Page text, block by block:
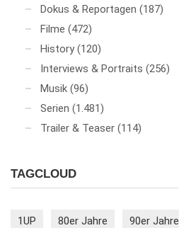
Dokus & Reportagen (187)
Filme (472)
History (120)
Interviews & Portraits (256)
Musik (96)
Serien (1.481)
Trailer & Teaser (114)
TAGCLOUD
1UP 80er Jahre 90er Jahre